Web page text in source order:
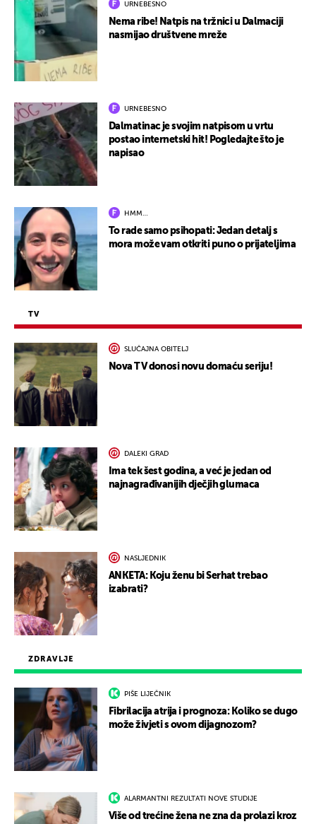
ZDRAVLJE
PIŠE LIJEČNIK
Fibrilacija atrija i prognoza: Koliko se dugo
može živjeti s ovom dijagnozom?
ALARMANTNI REZULTATI NOVE STUDIJE
Više od trećine žena ne zna da prolazi kroz
URNEBESNO
Nema ribe! Natpis na tržnici u Dalmaciji
nasmijao društvene mreže
URNEBESNO
Dalmatinac je svojim natpisom u vrtu
postao internetski hit! Pogledajte što je
napisao
HMM…
To rade samo psihopati: Jedan detalj s
mora može vam otkriti puno o prijateljima
TV
SLUČAJNA OBITELJ
Nova TV donosi novu domaću seriju!
DALEKI GRAD
Ima tek šest godina, a već je jedan od
najnagrađivanijih dječjih glumaca
NASLJEDNIK
ANKETA: Koju ženu bi Serhat trebao
izabrati?